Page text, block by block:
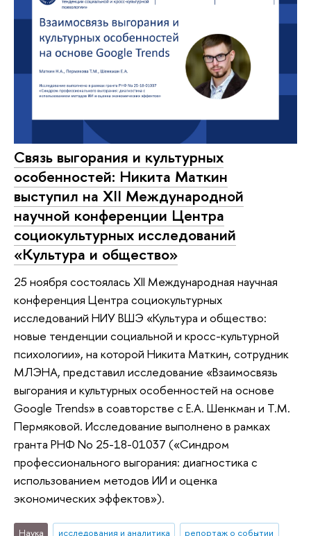
Связь выгорания и культурных
особенностей: Никита Маткин
выступил на XII Международной
научной конференции Центра
социокультурных исследований
«Культура и общество»
25 ноября состоялась XII Международная научная
конференция Центра социокультурных
исследований НИУ ВШЭ «Культура и общество:
новые тенденции социальной и кросс-культурной
психологии», на которой Никита Маткин, сотрудник
МЛЭНА, представил исследование «Взаимосвязь
выгорания и культурных особенностей на основе
Google Trends» в соавторстве с Е.А. Шенкман и Т.М.
Пермяковой. Исследование выполнено в рамках
гранта РНФ No 25-18-01037 («Синдром
профессионального выгорания: диагностика с
использованием методов ИИ и оценка
экономических эффектов»).
Наука исследования и аналитика репортаж о событии